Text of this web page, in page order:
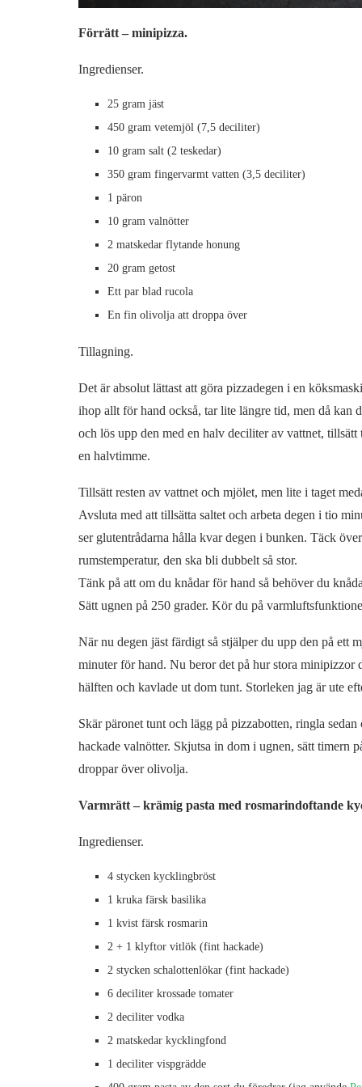
Förrätt – minipizza.
Ingredienser.
25 gram jäst
450 gram vetemjöl (7,5 deciliter)
10 gram salt (2 teskedar)
350 gram fingervarmt vatten (3,5 deciliter)
1 päron
10 gram valnötter
2 matskedar flytande honung
20 gram getost
Ett par blad rucola
En fin olivolja att droppa över
Tillagning.
Det är absolut lättast att göra pizzadegen i en
ihop allt för hand också, tar lite längre tid, men då
och lös upp den med en halv deciliter av vattnet,
en halvtimme.
Tillsätt resten av vattnet och mjölet, men lite i taget
Avsluta med att tillsätta saltet och arbeta degen i tio
ser glutentrådarna hålla kvar degen i bunken. Täck
rumstemperatur, den ska bli dubbelt så stor.
Tänk på att om du knådar för hand så behöver du
Sätt ugnen på 250 grader. Kör du på
När nu degen jäst färdigt så stjälper du upp den på ett
minuter för hand. Nu beror det på hur stora
hälften och kavlade ut dom tunt. Storleken jag är ute
Skär päronet tunt och lägg på pizzabotten, ringla
hackade valnötter. Skjutsa in dom i ugnen, sätt timern
droppar över olivolja.
Varmrätt – krämig pasta med rosmarindoftande
Ingredienser.
4 stycken kycklingbröst
1 kruka färsk basilika
1 kvist färsk rosmarin
2 + 1 klyftor vitlök (fint hackade)
2 stycken schalottenlökar (fint hackade)
6 deciliter krossade tomater
2 deciliter vodka
2 matskedar kycklingfond
1 deciliter vispgrädde